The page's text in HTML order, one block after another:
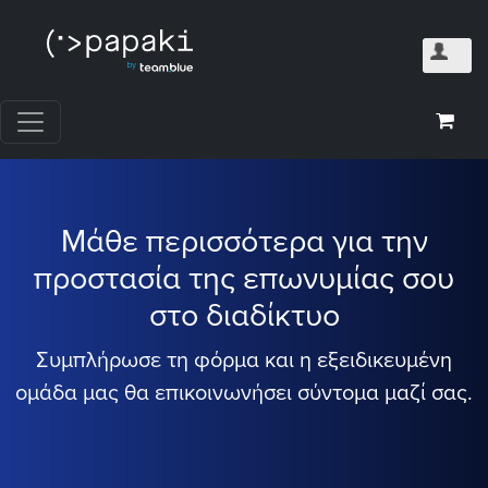
Μάθε περισσότερα για την
προστασία της επωνυμίας σου
στο διαδίκτυο
Συμπλήρωσε τη φόρμα και η εξειδικευμένη
ομάδα μας θα επικοινωνήσει σύντομα μαζί σας.